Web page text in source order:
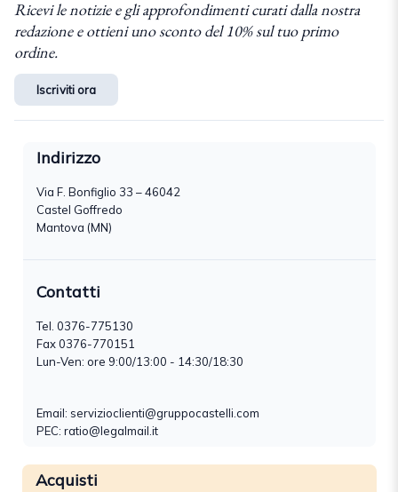
Ricevi le notizie e gli approfondimenti curati dalla nostra
redazione e ottieni uno sconto del 10% sul tuo primo
ordine.
Iscriviti ora
Indirizzo
Via F. Bonfiglio 33 – 46042
Castel Goffredo
Mantova (MN)
Contatti
Tel. 0376-775130
Fax 0376-770151
Lun-Ven: ore 9:00/13:00 - 14:30/18:30
Email: servizioclienti@gruppocastelli.com
PEC: ratio@legalmail.it
Acquisti